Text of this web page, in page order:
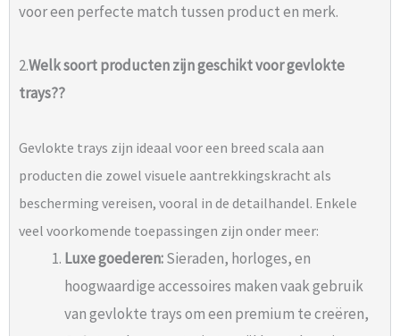
voor een perfecte match tussen product en merk.
2.Welk soort producten zijn geschikt voor gevlokte
trays??
Gevlokte trays zijn ideaal voor een breed scala aan
producten die zowel visuele aantrekkingskracht als
bescherming vereisen, vooral in de detailhandel. Enkele
veel voorkomende toepassingen zijn onder meer:
Luxe goederen:Sieraden, horloges, en
hoogwaardige accessoires maken vaak gebruik
van gevlokte trays om een ​​premium te creëren,